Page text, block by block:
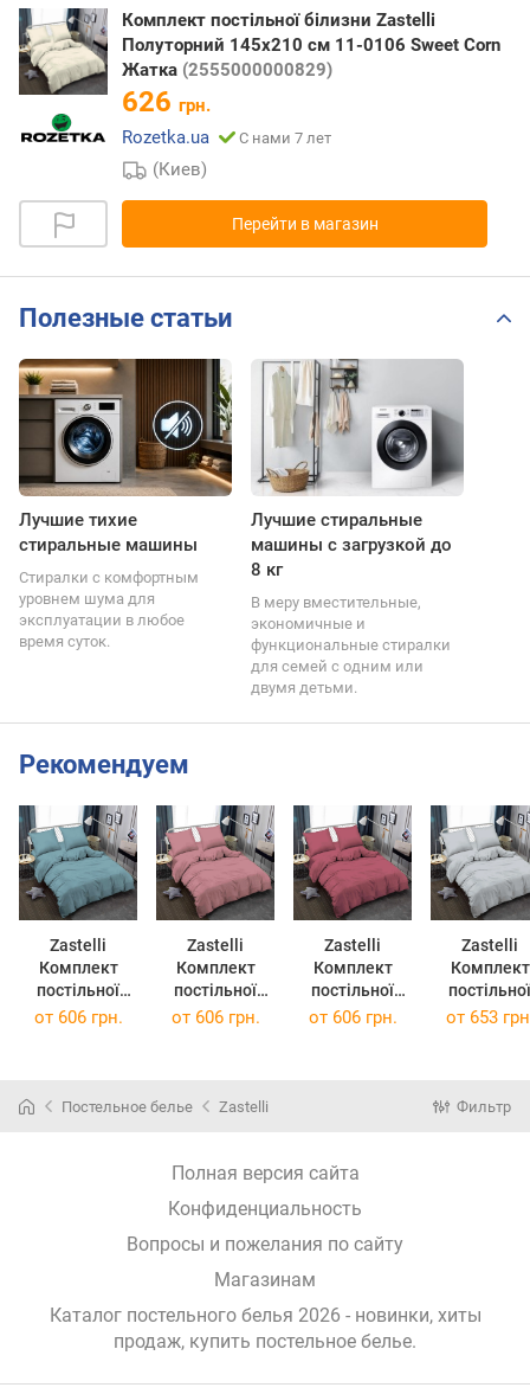
Комплект постільної білизни Zastelli
Полуторний 145х210 см 11-0106 Sweet Corn
Жатка (2555000000829)
626 грн.
Rozetka.ua
С нами 7 лет
(Киев)
Перейти в магазин
Полезные статьи
Лучшие тихие
стиральные машины
Стиралки с комфортным
уровнем шума для
эксплуатации в любое
время суток.
Лучшие стиральные
машины с загрузкой до
8 кг
В меру вместительные,
экономичные и
функциональные стиралки
для семей с одним или
двумя детьми.
Рекомендуем
Zastelli
Комплект
постільної
білизни 17-
145х210 Синій
Zastelli
Комплект
постільної
білизни 17-
145х210
Zastelli
Комплект
постільної
білизни 18-
Zastelli
Комплект
постільної
білизни 14-
175х210
от 606 грн. от 606 грн. от 606 грн. от 653
Постельное белье Zastelli Фильтр
Полная версия сайта
Конфиденциальность
Вопросы и пожелания по сайту
Магазинам
Каталог постельного белья 2026 - новинки, хиты
продаж, купить постельное белье.